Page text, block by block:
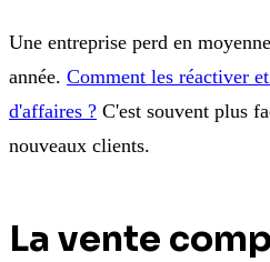
Une entreprise perd en
année. Comment les réactiver
d'affaires ? C'est souvent plus
nouveaux clients.
La vente